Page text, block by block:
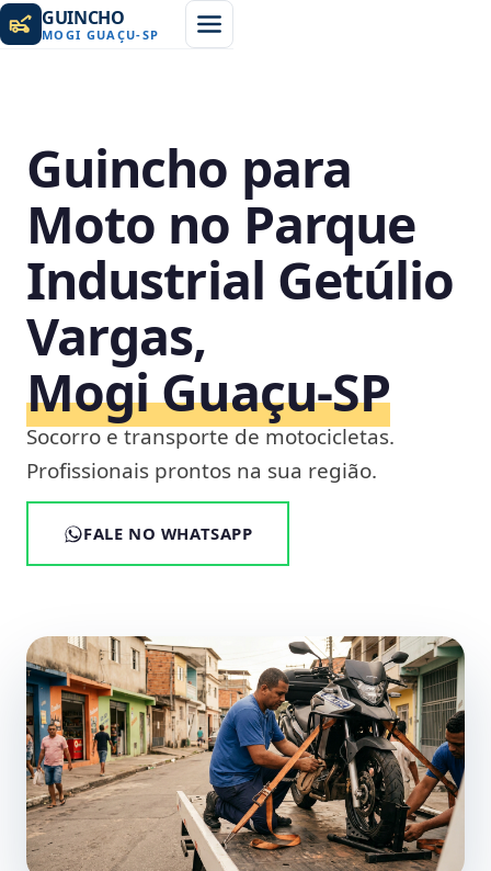
GUINCHO
MOGI GUAÇU-SP
Guincho para
Moto no Parque
Industrial Getúlio
Vargas,
Mogi Guaçu‑SP
Socorro e transporte de motocicletas.
Profissionais prontos na sua região.
FALE NO WHATSAPP